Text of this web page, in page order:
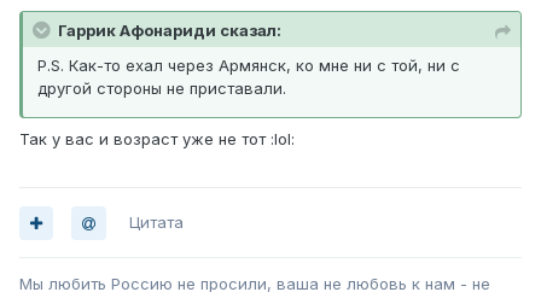
Гаррик Афонариди сказал:
P.S. Как-то ехал через Армянск, ко мне ни с той, ни с
другой стороны не приставали.
Так у вас и возраст уже не тот :lol:
Цитата
Мы любить Россию не просили, ваша не любовь к нам - не